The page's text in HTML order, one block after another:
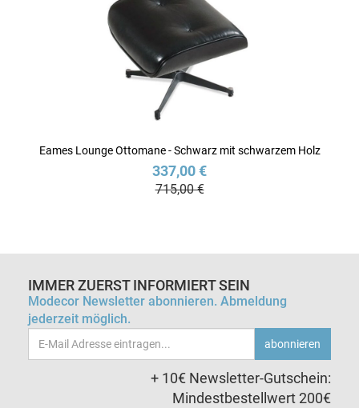
Eames Lounge Ottomane - Schwarz mit schwarzem Holz
337,00 €
715,00 €
IMMER ZUERST INFORMIERT SEIN
Modecor Newsletter abonnieren. Abmeldung
jederzeit möglich.
Email-
Adresse
abonnieren
+ 10€ Newsletter-Gutschein:
Mindestbestellwert 200€